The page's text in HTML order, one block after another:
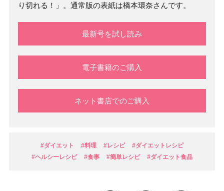
り切れる！」。通常版の表紙は橋本環奈さんです。
最新号を試し読み
電子書籍のご購入
ネット書店でのご購入
#ダイエット #料理 #レシピ
#ダイエットレシピ
#ヘルシーレシピ
#食事 #簡単レシピ #ダイエット食品